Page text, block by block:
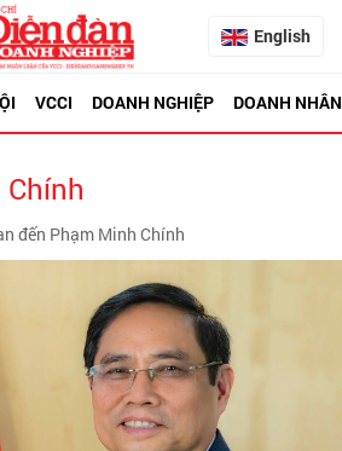
English
VCCI DOANH NGHIỆP DOANH NHÂN
đến Phạm Minh Chính